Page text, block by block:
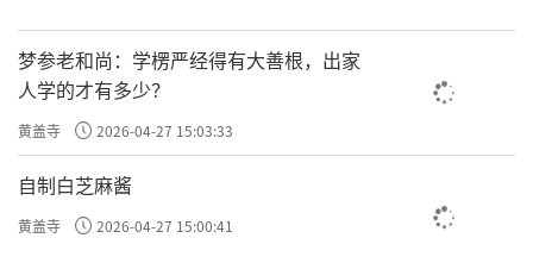
梦参老和尚：学楞严经得有大善根，出家
人学的才有多少？
黄盖寺 2026-04-27 15:03:33
自制白芝麻酱
黄盖寺 2026-04-27 15:00:41